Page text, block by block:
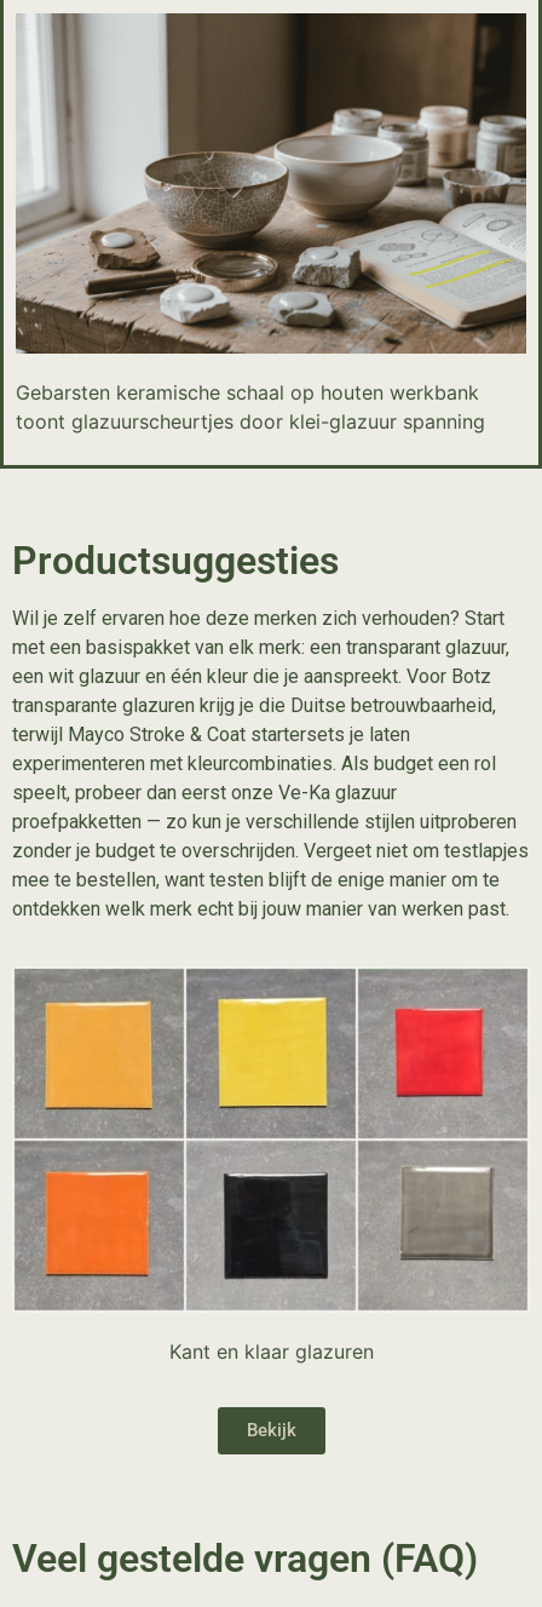
Gebarsten keramische schaal op houten werkbank
toont glazuurscheurtjes door klei-glazuur spanning
Productsuggesties
Wil je zelf ervaren hoe deze merken zich verhouden? Start
met een basispakket van elk merk: een transparant glazuur,
een wit glazuur en één kleur die je aanspreekt. Voor Botz
transparante glazuren krijg je die Duitse betrouwbaarheid,
terwijl Mayco Stroke & Coat startersets je laten
experimenteren met kleurcombinaties. Als budget een rol
speelt, probeer dan eerst onze Ve-Ka glazuur
proefpakketten — zo kun je verschillende stijlen uitproberen
zonder je budget te overschrijden. Vergeet niet om testlapjes
mee te bestellen, want testen blijft de enige manier om te
ontdekken welk merk echt bij jouw manier van werken past.
Kant en klaar glazuren
Bekijk
Veel gestelde vragen (FAQ)